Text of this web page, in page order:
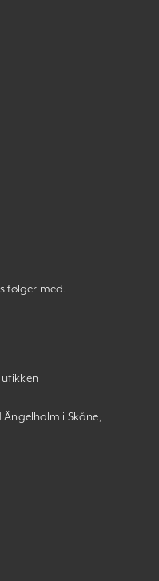
følger med.
i Skåne,